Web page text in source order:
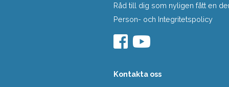
Råd till dig som nyligen fått en
Person- och Integritetspolicy
Kontakta oss